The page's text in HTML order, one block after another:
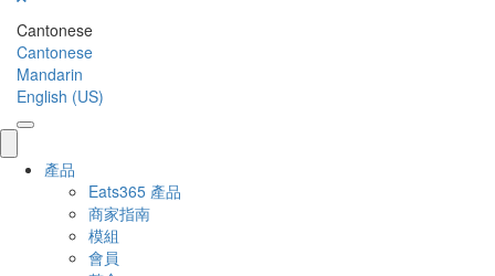
Cantonese
Cantonese
Mandarin
English (US)
產品
Eats365 產品
商家指南
模組
會員